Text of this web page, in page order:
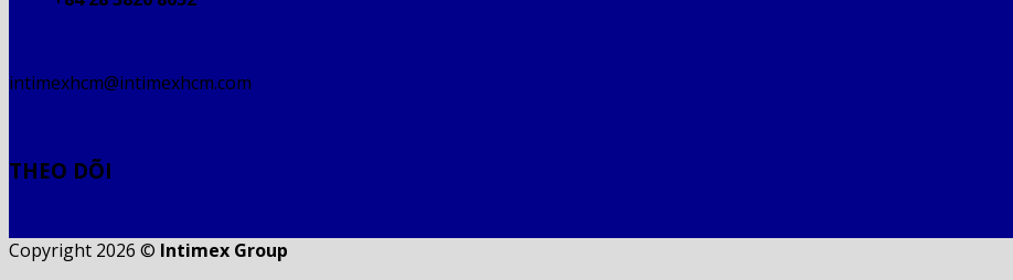
intimexhcm@intimexhcm.com
THEO DÕI
Copyright 2026 © Intimex Group